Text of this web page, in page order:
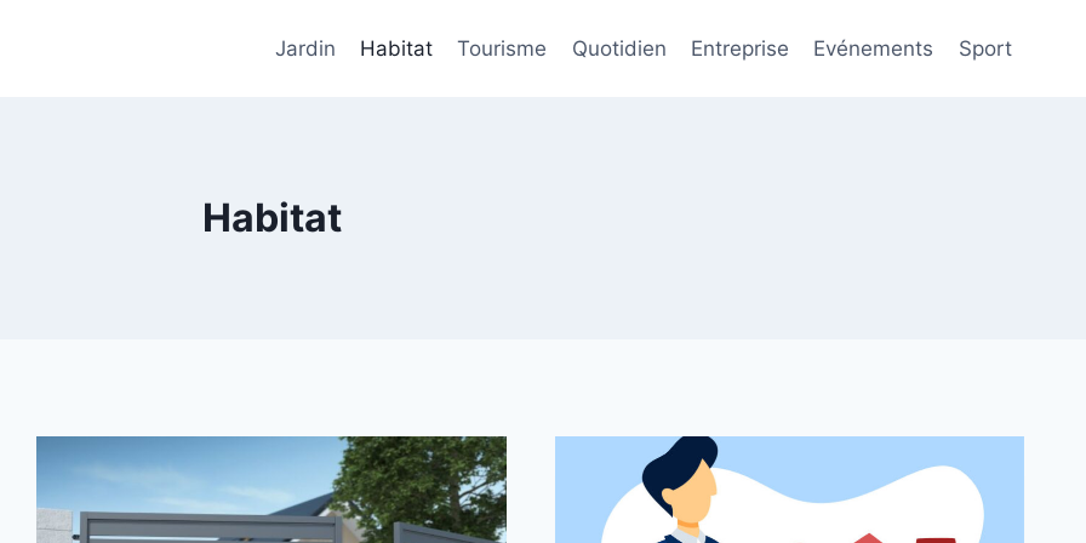
Jardin Habitat Tourisme Quotidien Entreprise Evénements Sport
Habitat